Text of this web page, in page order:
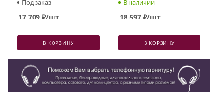
Под заказ
17 709 ₽/шт
В КОРЗИНУ
(Bluetooth)
В наличии
18 597₽/шт
В КОРЗИНУ